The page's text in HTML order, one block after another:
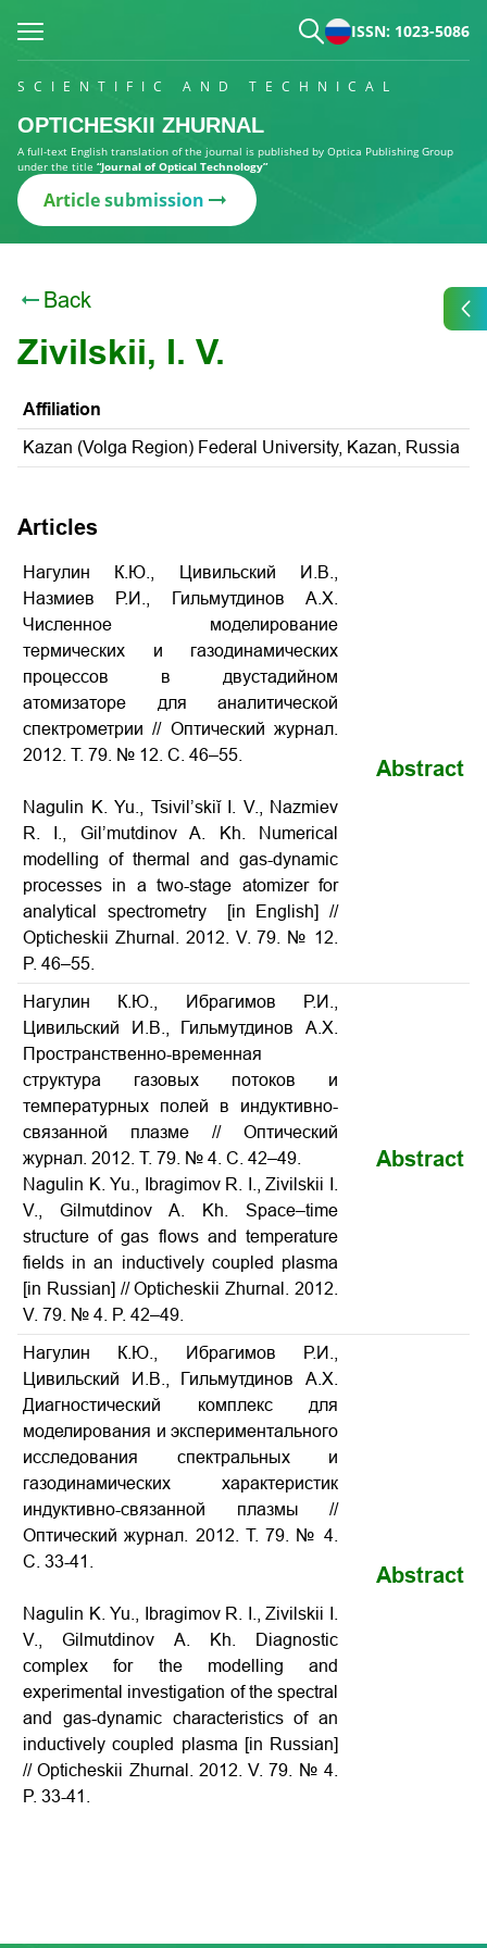
ISSN: 1023-5086
SCIENTIFIC AND TECHNICAL
OPTICHESKII ZHURNAL
A full-text English translation of the journal is published by Optica Publishing Group
under the title “Journal of Optical Technology”
Article submission
Back
Zivilskii, I. V.
Affiliation
Kazan (Volga Region) Federal University, Kazan, Russia
Articles
Нагулин К.Ю., Цивильский И.В.,
Назмиев Р.И., Гильмутдинов А.Х.
Численное моделирование
термических и газодинамических
процессов в двустадийном
атомизаторе для аналитической
спектрометрии // Оптический журнал.
2012. Т. 79. № 12. С. 46–55.
Nagulin K. Yu., Tsivil’skiĭ I. V., Nazmiev
R. I., Gil’mutdinov A. Kh. Numerical
modelling of thermal and gas-dynamic
processes in a two-stage atomizer for
analytical spectrometry [in English] //
Opticheskii Zhurnal. 2012. V. 79. № 12.
P. 46–55.
Abstract
Нагулин К.Ю., Ибрагимов Р.И.,
Цивильский И.В., Гильмутдинов А.Х.
Пространственно-временная
структура газовых потоков и
температурных полей в индуктивно-
связанной плазме // Оптический
журнал. 2012. Т. 79. № 4. С. 42–49.
Nagulin K. Yu., Ibragimov R. I., Zivilskii I.
V., Gilmutdinov A. Kh. Space–time
structure of gas flows and temperature
fields in an inductively coupled plasma
[in Russian] // Opticheskii Zhurnal. 2012.
V. 79. № 4. P. 42–49.
Abstract
Нагулин К.Ю., Ибрагимов Р.И.,
Цивильский И.В., Гильмутдинов А.Х.
Диагностический комплекс для
моделирования и экспериментального
исследования спектральных и
газодинамических характеристик
индуктивно-связанной плазмы //
Оптический журнал. 2012. Т. 79. № 4.
С. 33-41.
Nagulin K. Yu., Ibragimov R. I., Zivilskii I.
V., Gilmutdinov A. Kh. Diagnostic
complex for the modelling and
experimental investigation of the spectral
and gas-dynamic characteristics of an
inductively coupled plasma [in Russian]
// Opticheskii Zhurnal. 2012. V. 79. № 4.
P. 33-41.
Abstract